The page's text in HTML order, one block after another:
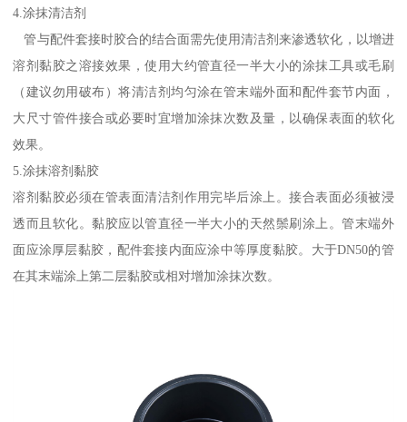
4.涂抹清洁剂
管与配件套接时胶合的结合面需先使用清洁剂来渗透软化，以增进
溶剂黏胶之溶接效果，使用大约管直径一半大小的涂抹工具或毛刷
（建议勿用破布）将清洁剂均匀涂在管末端外面和配件套节内面，
大尺寸管件接合或必要时宜增加涂抹次数及量，以确保表面的软化
效果。
5.涂抹溶剂黏胶
溶剂黏胶必须在管表面清洁剂作用完毕后涂上。接合表面必须被浸
透而且软化。黏胶应以管直径一半大小的天然鬃刷涂上。管末端外
面应涂厚层黏胶，配件套接内面应涂中等厚度黏胶。大于DN50的管
在其末端涂上第二层黏胶或相对增加涂抹次数。